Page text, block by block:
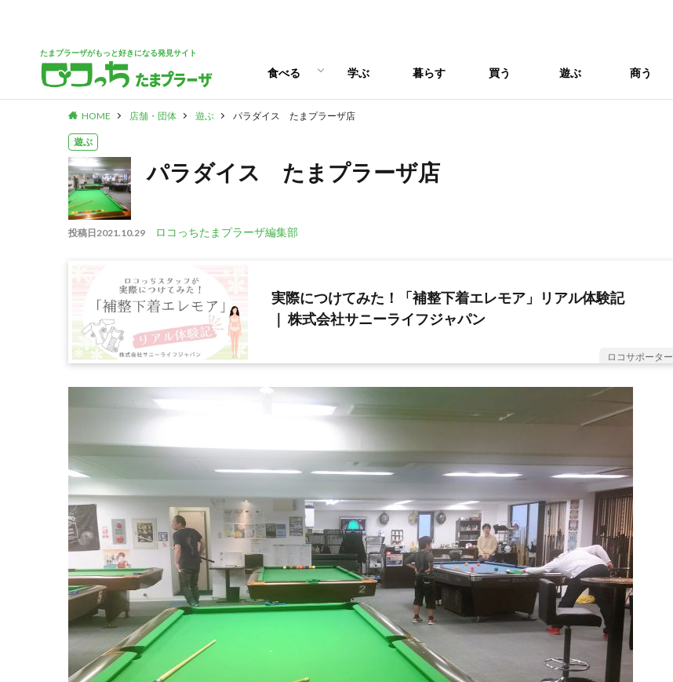
たまプラーザがもっと好きになる発見サイト
食べる
パン
スイーツ
ランチ
カフェ
学ぶ 暮らす 買う 遊ぶ 商う
HOME 店舗・団体 遊ぶ パラダイス たまプラーザ店
遊ぶ
パラダイス たまプラーザ店
投稿日2021.10.29 ロコっちたまプラーザ編集部
実際につけてみた！「補整下着エレモア」リアル体験記
｜ 株式会社サニーライフジャパン
ロコサポーター